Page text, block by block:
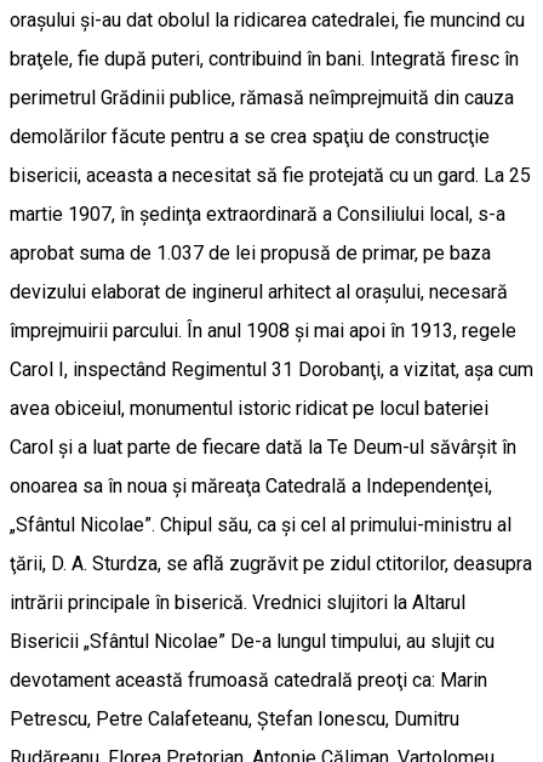
oraşului şi-au dat obolul la ridicarea catedralei, fie muncind cu
braţele, fie după puteri, contribuind în bani. Integrată firesc în
perimetrul Grădinii publice, rămasă neîmprejmuită din cauza
demolărilor făcute pentru a se crea spaţiu de construcţie
bisericii, aceasta a necesitat să fie protejată cu un gard. La 25
martie 1907, în şedinţa extraordinară a Consiliului local, s-a
aprobat suma de 1.037 de lei propusă de primar, pe baza
devizului elaborat de inginerul arhitect al oraşului, necesară
împrejmuirii parcului. În anul 1908 şi mai apoi în 1913, regele
Carol I, inspectând Regimentul 31 Dorobanţi, a vizitat, aşa cum
avea obiceiul, monumentul istoric ridicat pe locul bateriei
Carol şi a luat parte de fiecare dată la Te Deum-ul săvârşit în
onoarea sa în noua şi măreaţa Catedrală a Independenţei,
„Sfântul Nicolae”. Chipul său, ca şi cel al primului-ministru al
ţării, D. A. Sturdza, se află zugrăvit pe zidul ctitorilor, deasupra
intrării principale în biserică. Vrednici slujitori la Altarul
Bisericii „Sfântul Nicolae” De-a lungul timpului, au slujit cu
devotament această frumoasă catedrală preoţi ca: Marin
Petrescu, Petre Calafeteanu, Ştefan Ionescu, Dumitru